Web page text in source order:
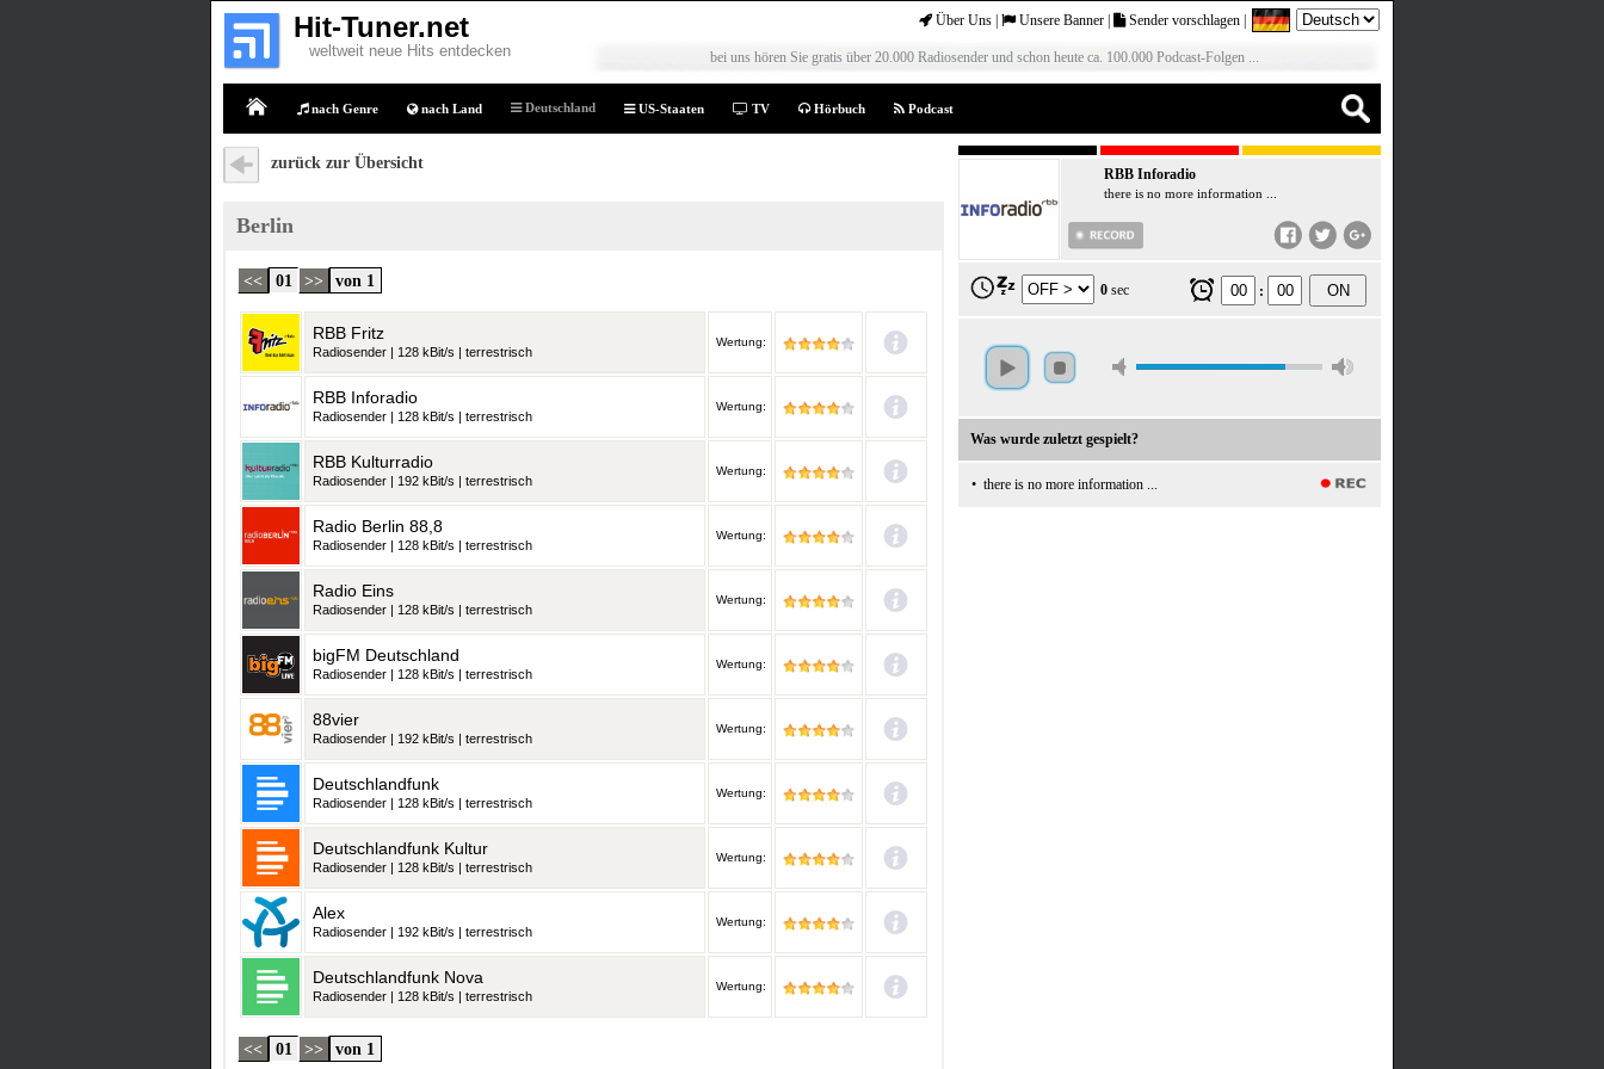
Hit-Tuner.net
weltweit neue Hits entdecken
Über Uns Unsere Banner Sender vorschlagen
bei uns hören Sie gratis über 20.000 Radiosender und schon heute ca. 100.000 Podcast-Folgen ...
nach Genre nach Land Deutschland US-Staaten TV Hörbuch Podcast
zurück zur Übersicht
Berlin
<< 01 >> von 1
RBB Fritz
Radiosender | 128 kBit/s | terrestrisch
Wertung:
RBB Inforadio
Radiosender | 128 kBit/s | terrestrisch
Wertung:
RBB Kulturradio
Radiosender | 192 kBit/s | terrestrisch
Wertung:
Radio Berlin 88,8
Radiosender | 128 kBit/s | terrestrisch
Wertung:
Radio Eins
Radiosender | 128 kBit/s | terrestrisch
Wertung:
bigFM Deutschland
Radiosender | 128 kBit/s | terrestrisch
Wertung:
88vier
Radiosender | 192 kBit/s | terrestrisch
Wertung:
Deutschlandfunk
Radiosender | 128 kBit/s | terrestrisch
Wertung:
Deutschlandfunk Kultur
Radiosender | 128 kBit/s | terrestrisch
Wertung:
Alex
Radiosender | 192 kBit/s | terrestrisch
Wertung:
Deutschlandfunk Nova
Radiosender | 128 kBit/s | terrestrisch
Wertung:
<< 01 >> von 1
RBB Inforadio
there is no more information ...
0 sec : ON
Was wurde zuletzt gespielt?
• there is no more information ...